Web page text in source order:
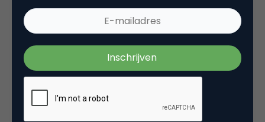
Edwin Vlems
Als een consumentenmerk als Vodafone ook
B2B gaat, is het logisch om te leunen op de
kracht van hun klassieke B2C marketing. Maar